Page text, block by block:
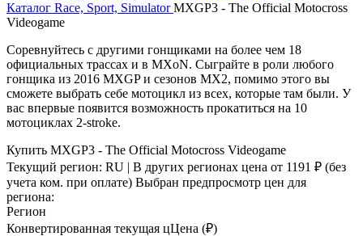
Каталог Race, Sport, Simulator MXGP3 - The Official Motocross
Videogame
Соревнуйтесь с другими гонщиками на более чем 18
официальных трассах и в MXoN. Сыграйте в роли любого
гонщика из 2016 MXGP и сезонов MX2, помимо этого вы
сможете выбрать себе мотоцикл из всех, которые там были. У
вас впервые появится возможность прокатиться на 10
мотоциклах 2-stroke.
Купить MXGP3 - The Official Motocross Videogame
Текущий регион: RU | В других регионах цена от 1191 ₽ (без
учета ком. при оплате) Выбран предпросмотр цен для
региона:
Регион
Конвертированная текущая цЦена (₽)